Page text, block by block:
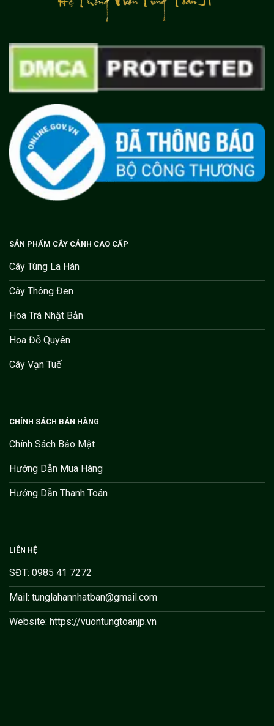
SẢN PHẨM CÂY CẢNH CAO CẤP
Cây Tùng La Hán
Cây Thông Đen
Hoa Trà Nhật Bản
Hoa Đỗ Quyên
Cây Vạn Tuế
CHÍNH SÁCH BÁN HÀNG
Chính Sách Bảo Mật
Hướng Dẫn Mua Hàng
Hướng Dẫn Thanh Toán
LIÊN HỆ
SĐT: 0985 41 7272
Mail: tunglahannhatban@gmail.com
Website: https://vuontungtoanjp.vn